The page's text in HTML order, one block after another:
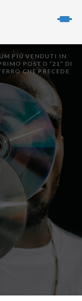
PIÙ VENDUTI IN
POSTO “21” DI
CHE PRECEDE